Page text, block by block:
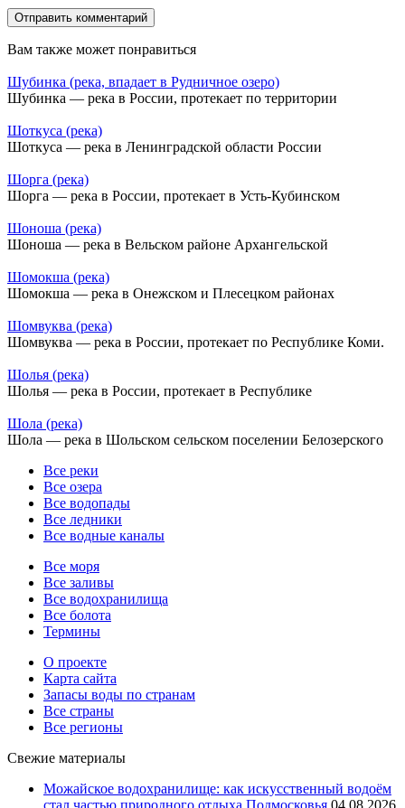
Вам также может понравиться
Шубинка (река, впадает в Рудничное озеро)
Шубинка — река в России, протекает по территории
Шоткуса (река)
Шоткуса — река в Ленинградской области России
Шорга (река)
Шорга — река в России, протекает в Усть-Кубинском
Шоноша (река)
Шоноша — река в Вельском районе Архангельской
Шомокша (река)
Шомокша — река в Онежском и Плесецком районах
Шомвуква (река)
Шомвуква — река в России, протекает по Республике Коми.
Шолья (река)
Шолья — река в России, протекает в Республике
Шола (река)
Шола — река в Шольском сельском поселении Белозерского
Все реки
Все озера
Все водопады
Все ледники
Все водные каналы
Все моря
Все заливы
Все водохранилища
Все болота
Термины
О проекте
Карта сайта
Запасы воды по странам
Все страны
Все регионы
Свежие материалы
Можайское водохранилище: как искусственный водоём
стал частью природного отдыха Подмосковья 04.08.2026